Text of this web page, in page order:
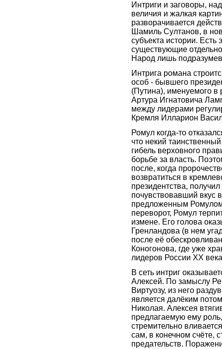
Интриги и заговоры,
величия и жалкая
разворачивается
Шамиль Султанов, в
субъекта истории. Есть
существующие
Народ лишь
Интрига романа
особ - бывшего
(Путина), именуемого в
Артура Игнатовича
между лидерами
Кремля Илларион
Ромул когда-то
что некий
гибель верховного
борьбе за власть.
после, когда
возвратиться в
президентства,
почувствовавший вкус
предложенным
переворот, Ромул
измене. Его голова
Гренландова (в нем
после её
Коногонова, где уже
лидеров России XX
В сеть интриг
Алексей. По замыслу
Виртуозу, из него
является далёким
Николая. Алексея
предлагаемую ему
стремительно
сам, в конечном счёте,
предательств.